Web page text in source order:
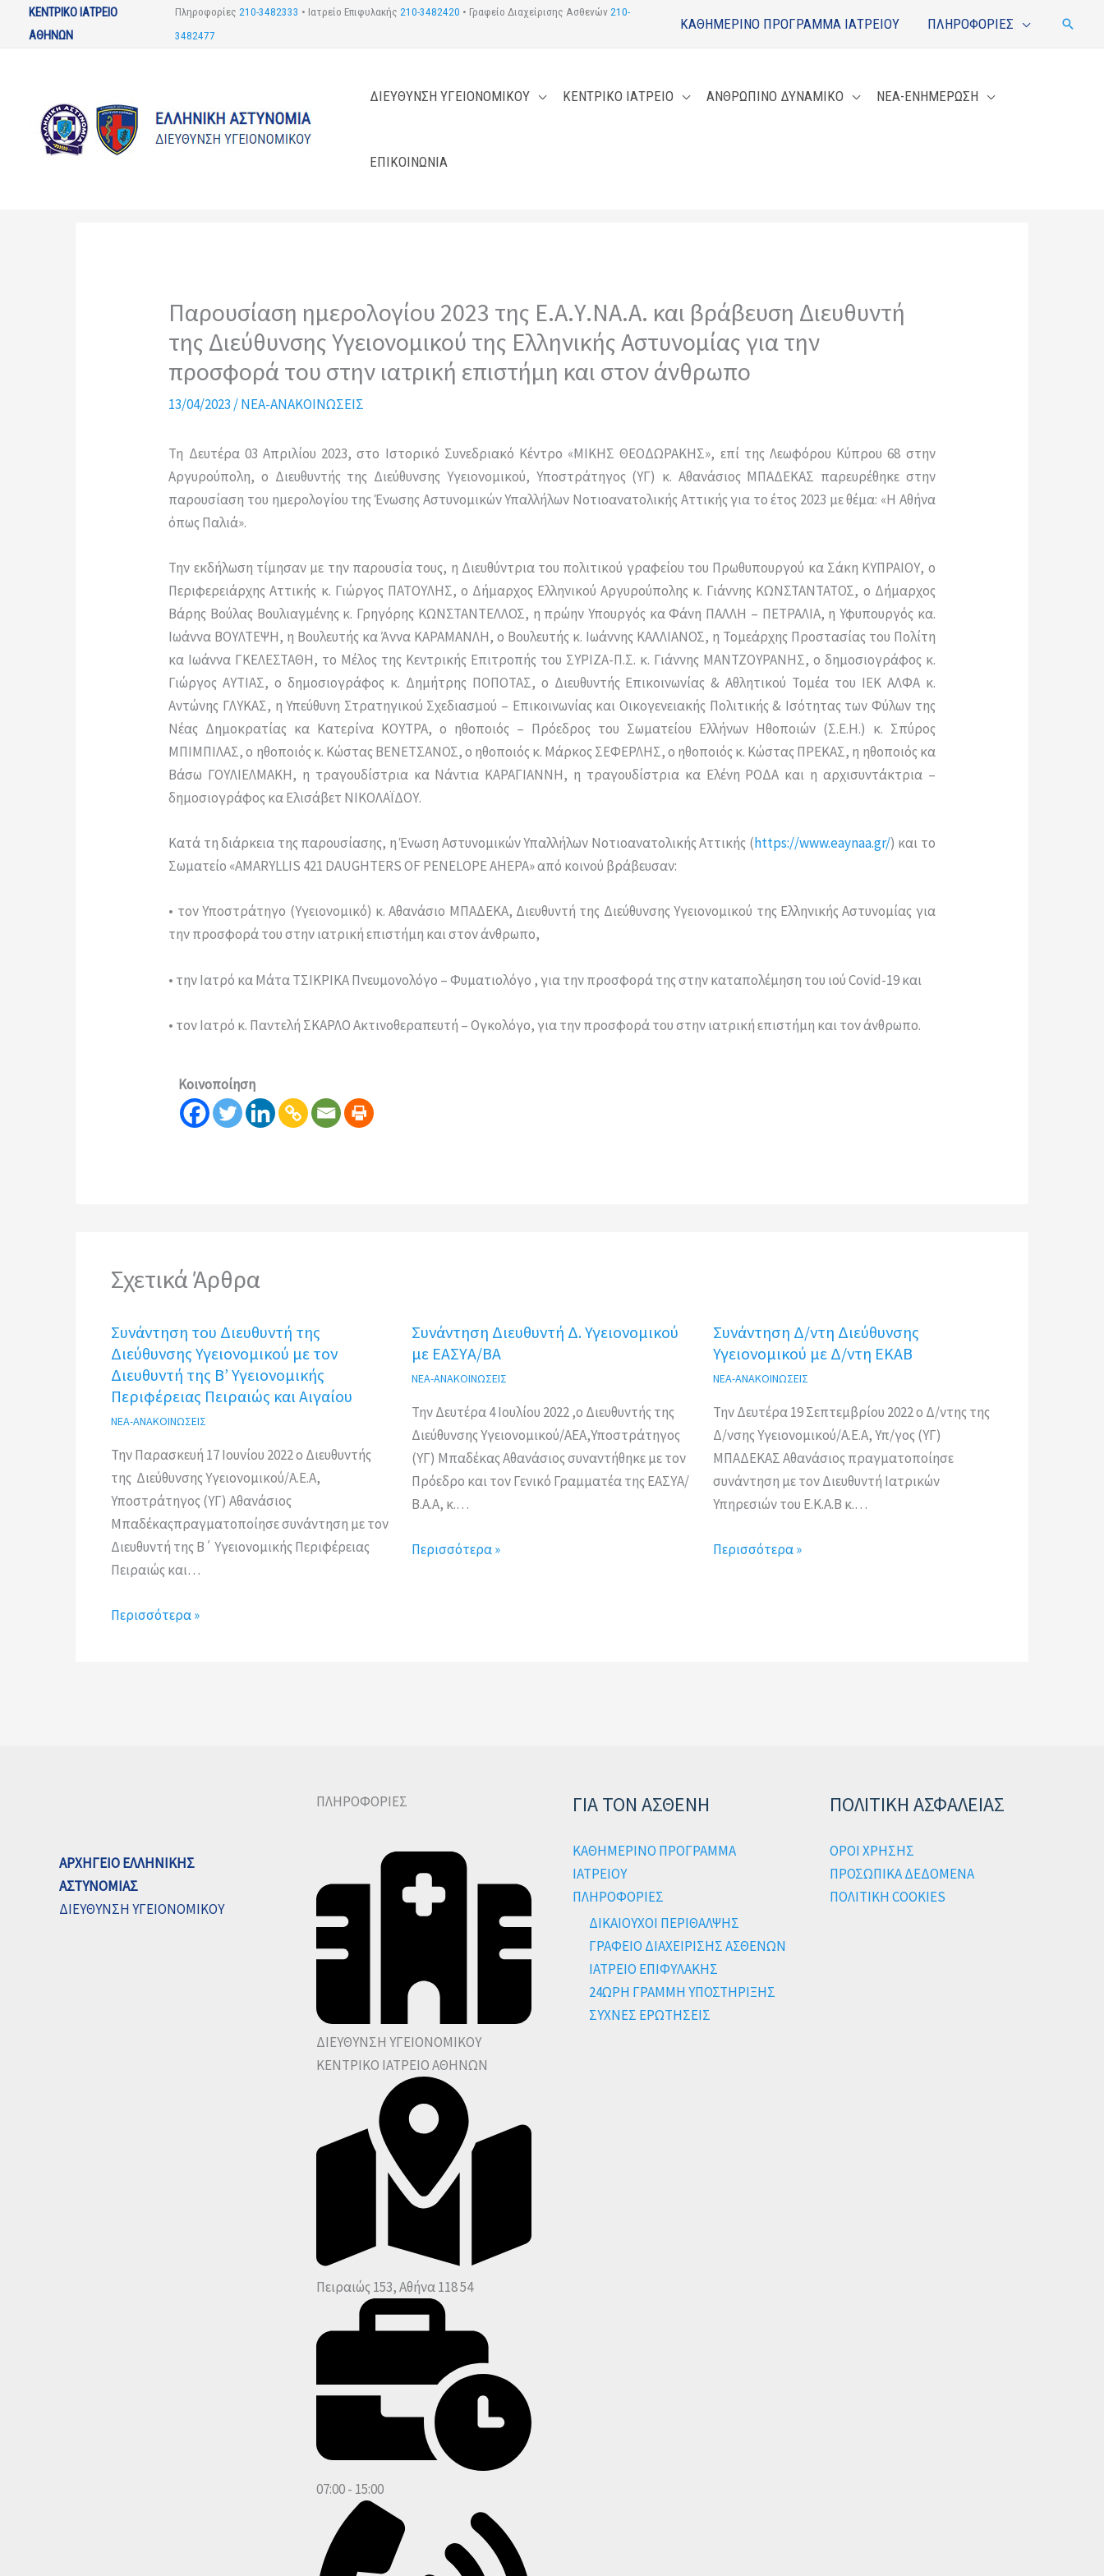
ΜετάβασηΚΕΝΤΡΙΚΟ ΙΑΤΡΕΙΟ
ΑΘΗΝΩΝ
Πληροφορίες210-3482333 • Ιατρείο Επιφυλακής210-3482420 • Γραφείο Διαχείρισης Ασθενών210-
3482477
ΚΑΘΗΜΕΡΙΝΟ ΠΡΟΓΡΑΜΜΑ ΙΑΤΡΕΙΟΥ ΠΛΗΡΟΦΟΡΙΕΣ
ΔΙΕΥΘΥΝΣΗ ΥΓΕΙΟΝΟΜΙΚΟΥ ΚΕΝΤΡΙΚΟ ΙΑΤΡΕΙΟ ΑΝΘΡΩΠΙΝΟ ΔΥΝΑΜΙΚΟ ΝΕΑ-ΕΝΗΜΕΡΩΣΗ
ΕΠΙΚΟΙΝΩΝΙΑ
Παρουσίαση ημερολογίου 2023 της Ε.Α.Υ.ΝΑ.Α. και βράβευση Διευθυντή
της Διεύθυνσης Υγειονομικού της Ελληνικής Αστυνομίας για την
προσφορά του στην ιατρική επιστήμη και στον άνθρωπο
13/04/2023 /ΝΕΑ-ΑΝΑΚΟΙΝΩΣΕΙΣ
Τη Δευτέρα 03 Απριλίου 2023, στο Ιστορικό Συνεδριακό Κέντρο «ΜΙΚΗΣ ΘΕΟΔΩΡΑΚΗΣ», επί της Λεωφόρου Κύπρου 68 στην
Αργυρούπολη, ο Διευθυντής της Διεύθυνσης Υγειονομικού, Υποστράτηγος (ΥΓ) κ. Αθανάσιος ΜΠΑΔΕΚΑΣ παρευρέθηκε στην
παρουσίαση του ημερολογίου της Ένωσης Αστυνομικών Υπαλλήλων Νοτιοανατολικής Αττικής για το έτος 2023 με θέμα: «Η Αθήνα
όπως Παλιά».
Την εκδήλωση τίμησαν με την παρουσία τους, η Διευθύντρια του πολιτικού γραφείου του Πρωθυπουργού κα Σάκη ΚΥΠΡΑΙΟΥ, ο
Περιφερειάρχης Αττικής κ. Γιώργος ΠΑΤΟΥΛΗΣ, ο Δήμαρχος Ελληνικού Αργυρούπολης κ. Γιάννης ΚΩΝΣΤΑΝΤΑΤΟΣ, ο Δήμαρχος
Βάρης Βούλας Βουλιαγμένης κ. Γρηγόρης ΚΩΝΣΤΑΝΤΕΛΛΟΣ, η πρώην Υπουργός κα Φάνη ΠΑΛΛΗ – ΠΕΤΡΑΛΙΑ, η Υφυπουργός κα.
Ιωάννα ΒΟΥΛΤΕΨΗ, η Βουλευτής κα Άννα ΚΑΡΑΜΑΝΛΗ, ο Βουλευτής κ. Ιωάννης ΚΑΛΛΙΑΝΟΣ, η Τομεάρχης Προστασίας του Πολίτη
κα Ιωάννα ΓΚΕΛΕΣΤΑΘΗ, το Μέλος της Κεντρικής Επιτροπής του ΣΥΡΙΖΑ-Π.Σ. κ. Γιάννης ΜΑΝΤΖΟΥΡΑΝΗΣ, ο δημοσιογράφος κ.
Γιώργος ΑΥΤΙΑΣ, ο δημοσιογράφος κ. Δημήτρης ΠΟΠΟΤΑΣ, ο Διευθυντής Επικοινωνίας & Αθλητικού Τομέα του ΙΕΚ ΑΛΦΑ κ.
Αντώνης ΓΛΥΚΑΣ, η Υπεύθυνη Στρατηγικού Σχεδιασμού – Επικοινωνίας και Οικογενειακής Πολιτικής & Ισότητας των Φύλων της
Νέας Δημοκρατίας κα Κατερίνα ΚΟΥΤΡΑ, ο ηθοποιός – Πρόεδρος του Σωματείου Ελλήνων Ηθοποιών (Σ.Ε.Η.) κ. Σπύρος
ΜΠΙΜΠΙΛΑΣ, ο ηθοποιός κ. Κώστας ΒΕΝΕΤΣΑΝΟΣ, ο ηθοποιός κ. Μάρκος ΣΕΦΕΡΛΗΣ, ο ηθοποιός κ. Κώστας ΠΡΕΚΑΣ, η ηθοποιός κα
Βάσω ΓΟΥΛΙΕΛΜΑΚΗ, η τραγουδίστρια κα Νάντια ΚΑΡΑΓΙΑΝΝΗ, η τραγουδίστρια κα Ελένη ΡΟΔΑ και η αρχισυντάκτρια –
δημοσιογράφος κα Ελισάβετ ΝΙΚΟΛΑΪΔΟΥ.
Κατά τη διάρκεια της παρουσίασης, η Ένωση Αστυνομικών Υπαλλήλων Νοτιοανατολικής Αττικής (https://www.eaynaa.gr/) και το
Σωματείο «AMARYLLIS 421 DAUGHTERS OF PENELOPE AHEPA» από κοινού βράβευσαν:
• τον Υποστράτηγο (Υγειονομικό) κ. Αθανάσιο ΜΠΑΔΕΚΑ, Διευθυντή της Διεύθυνσης Υγειονομικού της Ελληνικής Αστυνομίας για
την προσφορά του στην ιατρική επιστήμη και στον άνθρωπο,
• την Ιατρό κα Μάτα ΤΣΙΚΡΙΚΑ Πνευμονολόγο – Φυματιολόγο , για την προσφορά της στην καταπολέμηση του ιού Covid-19 και
• τον Ιατρό κ. Παντελή ΣΚΑΡΛΟ Ακτινοθεραπευτή – Ογκολόγο, για την προσφορά του στην ιατρική επιστήμη και τον άνθρωπο.
Κοινοποίηση
Σχετικά Άρθρα
Συνάντηση του Διευθυντή της
Διεύθυνσης Υγειονομικού με τον
Διευθυντή της Β’ Υγειονομικής
Περιφέρειας Πειραιώς και Αιγαίου
ΝΕΑ-ΑΝΑΚΟΙΝΩΣΕΙΣ
Την Παρασκευή 17 Ιουνίου 2022 ο Διευθυντής
της Διεύθυνσης Υγειονομικού/Α.Ε.Α,
Υποστράτηγος (ΥΓ) Αθανάσιος
Μπαδέκαςπραγματοποίησε συνάντηση με τον
Διευθυντή της Β΄ Υγειονομικής Περιφέρειας
Πειραιώς και…
Περισσότερα »
Συνάντηση Διευθυντή Δ. Υγειονομικού
με ΕΑΣΥΑ/ΒΑ
ΝΕΑ-ΑΝΑΚΟΙΝΩΣΕΙΣ
Την Δευτέρα 4 Ιουλίου 2022 ,ο Διευθυντής της
Διεύθυνσης Υγειονομικού/ΑΕΑ,Υποστράτηγος
(ΥΓ) Μπαδέκας Αθανάσιος συναντήθηκε με τον
Πρόεδρο και τον Γενικό Γραμματέα της ΕΑΣΥΑ/
Β.Α.Α, κ.…
Περισσότερα »
Συνάντηση Δ/ντη Διεύθυνσης
Υγειονομικού με Δ/ντη ΕΚΑΒ
ΝΕΑ-ΑΝΑΚΟΙΝΩΣΕΙΣ
Την Δευτέρα 19 Σεπτεμβρίου 2022 ο Δ/ντης της
Δ/νσης Υγειονομικού/Α.Ε.Α, Υπ/γος (ΥΓ)
ΜΠΑΔΕΚΑΣ Αθανάσιος πραγματοποίησε
συνάντηση με τον Διευθυντή Ιατρικών
Υπηρεσιών του Ε.Κ.Α.Β κ.…
Περισσότερα »
ΑΡΧΗΓΕΙΟ ΕΛΛΗΝΙΚΗΣ
ΑΣΤΥΝΟΜΙΑΣ
ΔΙΕΥΘΥΝΣΗ ΥΓΕΙΟΝΟΜΙΚΟΥ
ΠΛΗΡΟΦΟΡΙΕΣ
ΔΙΕΥΘΥΝΣΗ ΥΓΕΙΟΝΟΜΙΚΟΥ
ΚΕΝΤΡΙΚΟ ΙΑΤΡΕΙΟ ΑΘΗΝΩΝ
Πειραιώς 153, Αθήνα 118 54
07:00 - 15:00
ΓΙΑ ΤΟΝ ΑΣΘΕΝΗ
ΚΑΘΗΜΕΡΙΝΟ ΠΡΟΓΡΑΜΜΑ
ΙΑΤΡΕΙΟΥ
ΠΛΗΡΟΦΟΡΙΕΣ
ΔΙΚΑΙΟΥΧΟΙ ΠΕΡΙΘΑΛΨΗΣ
ΓΡΑΦΕΙΟ ΔΙΑΧΕΙΡΙΣΗΣ ΑΣΘΕΝΩΝ
ΙΑΤΡΕΙΟ ΕΠΙΦΥΛΑΚΗΣ
24ΩΡΗ ΓΡΑΜΜΗ ΥΠΟΣΤΗΡΙΞΗΣ
ΣΥΧΝΕΣ ΕΡΩΤΗΣΕΙΣ
ΠΟΛΙΤΙΚΗ ΑΣΦΑΛΕΙΑΣ
ΟΡΟΙ ΧΡΗΣΗΣ
ΠΡΟΣΩΠΙΚΑ ΔΕΔΟΜΕΝΑ
ΠΟΛΙΤΙΚΗ COOKIES